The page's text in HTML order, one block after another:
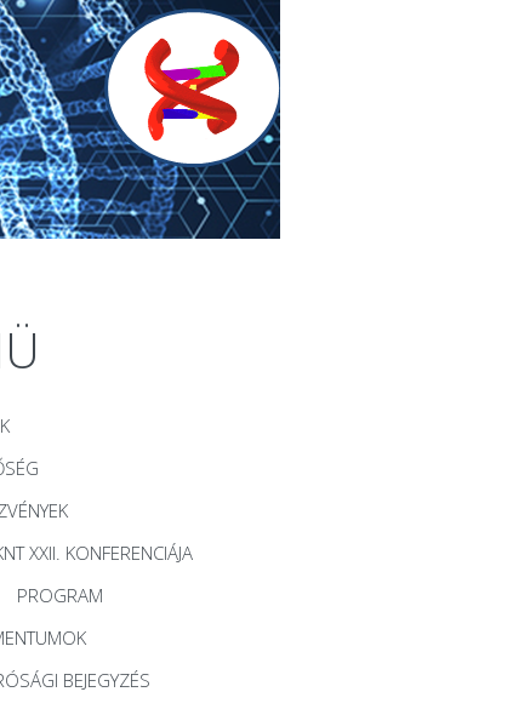
XXII. KONFERENCIÁJA
PROGRAM
BEJEGYZÉS